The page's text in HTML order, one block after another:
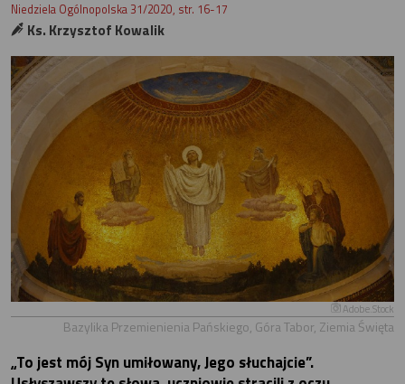
Niedziela Ogólnopolska 31/2020, str. 16-17
Ks. Krzysztof Kowalik
Adobe.Stock
Bazylika Przemienienia Pańskiego, Góra Tabor, Ziemia Święta
„To jest mój Syn umiłowany, Jego słuchajcie”.